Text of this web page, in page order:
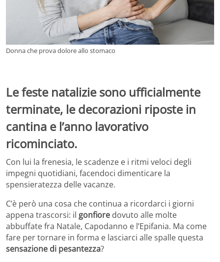
Donna che prova dolore allo stomaco
Le feste natalizie sono ufficialmente
terminate, le decorazioni riposte in
cantina e l’anno lavorativo
ricominciato.
Con lui la frenesia, le scadenze e i ritmi veloci degli
impegni quotidiani, facendoci dimenticare la
spensieratezza delle vacanze.
C’è però una cosa che continua a ricordarci i giorni
appena trascorsi: il gonfiore dovuto alle molte
abbuffate fra Natale, Capodanno e l’Epifania. Ma come
fare per tornare in forma e lasciarci alle spalle questa
sensazione di pesantezza?